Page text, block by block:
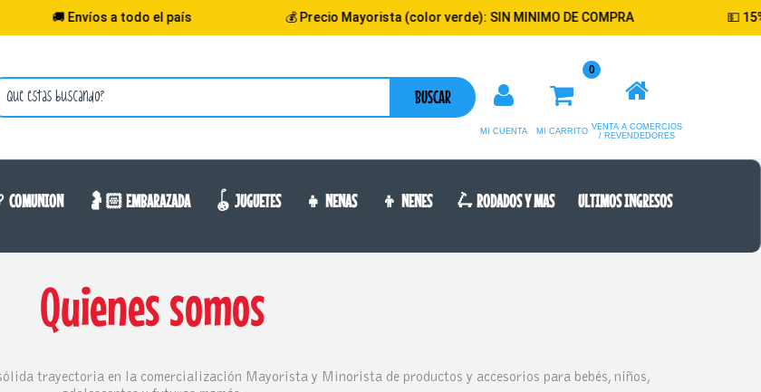
🚚 Envíos a todo el país 💰 Precio Mayorista (color verde): SIN MINIMO DE COMPRA 💵 15%
BUSCAR
MI CUENTA
0
MI CARRITO VENTA A COMERCIOS
/ REVENDEDORES
COMUNION 🤰🏻 EMBARAZADA 🪀 JUGUETES 👧 NENAS 👦 NENES 🛴 RODADOS Y MAS ULTIMOS INGRESOS
Quienes somos
trayectoria en la comercialización Mayorista y Minorista de productos y accesorios para bebés, niños,